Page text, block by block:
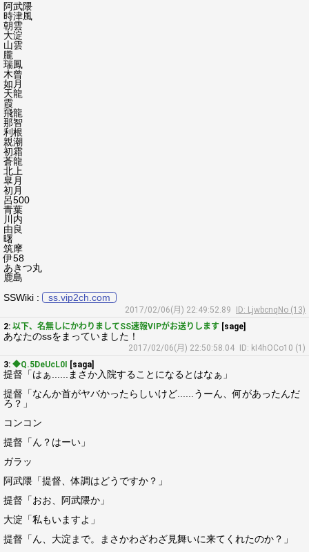
阿武隈
時津風
朝雲
大淀
山雲
朧
瑞鳳
木曾
如月
天龍
霞
飛龍
那智
利根
親潮
初霜
蒼龍
北上
皐月
初月
呂500
青葉
川内
由良
曙
筑摩
伊58
あきつ丸
鹿島
SSWiki :
ss.vip2ch.com
2017/02/06(月) 22:49:52.89
ID: LjwbcnqNo (13)
2: 以下、名無しにかわりましてSS速報VIPがお送りします [sage]
あなたのssをまっていました！
2017/02/06(月) 22:50:58.04
ID: kI4hOCo10 (1)
3: ◆Q.5DeUcL0I [saga]
提督「はぁ......まさか入院することになるとはなぁ」
提督「なんか首がヤバかったらしいけど......うーん、何があったんだ
ろ？」
コンコン
提督「ん？はーい」
ガラッ
阿武隈「提督、体調はどうですか？」
提督「おお、阿武隈か」
大淀「私もいますよ」
提督「ん、大淀まで。まさかわざわざ見舞いに来てくれたのか？」